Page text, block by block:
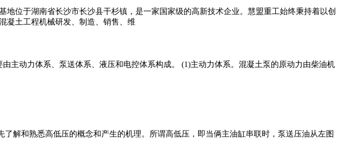
位于湖南省长沙市长沙县干杉镇，是一家国家级的高新技术企业。慧盟重工始终秉持着以创
凝土工程机械研发、制造、销售、维
主动力体系、泵送体系、液压和电控体系构成。 (1)主动力体系。混凝土泵的原动力由柴油机
解和熟悉高低压的概念和产生的机理。所谓高低压，即当俩主油缸串联时，泵送压油从左图